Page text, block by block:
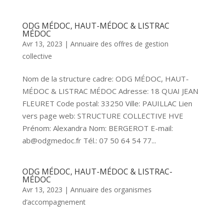
ODG MÉDOC, HAUT-MÉDOC & LISTRAC
MÉDOC
Avr 13, 2023 | Annuaire des offres de gestion
collective
Nom de la structure cadre: ODG MÉDOC, HAUT-
MÉDOC & LISTRAC MÉDOC Adresse: 18 QUAI JEAN
FLEURET Code postal: 33250 Ville: PAUILLAC Lien
vers page web: STRUCTURE COLLECTIVE HVE
Prénom: Alexandra Nom: BERGEROT E-mail:
ab@odgmedoc.fr Tél.: 07 50 64 54 77...
ODG MÉDOC, HAUT-MÉDOC & LISTRAC-
MÉDOC
Avr 13, 2023 | Annuaire des organismes
d’accompagnement